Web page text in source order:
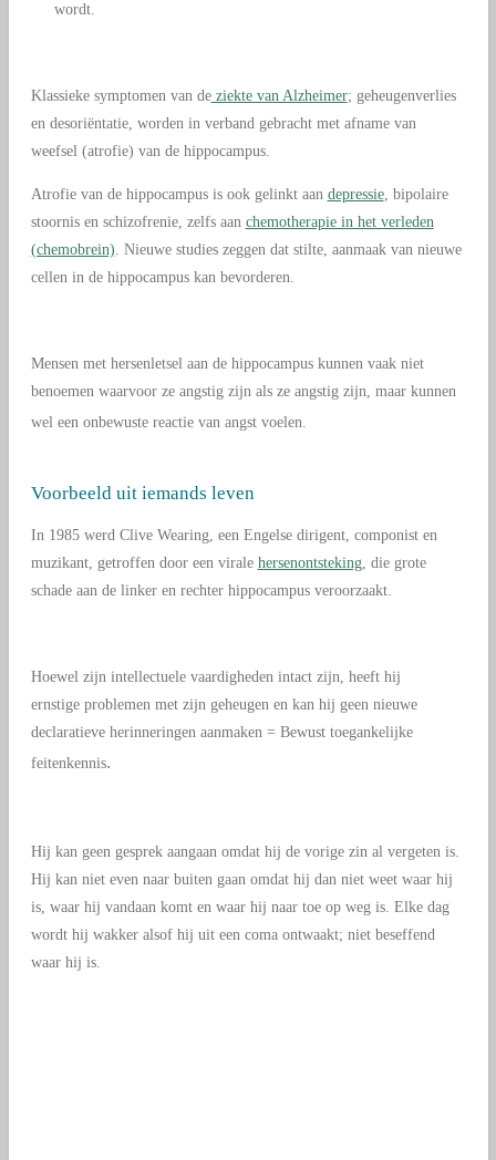
wordt.
Klassieke symptomen van deziekte van Alzheimer; geheugenverlies
en desoriëntatie, worden in verband gebracht met afname van
weefsel (atrofie) van de hippocampus.
Atrofie van de hippocampus is ook gelinkt aan depressie, bipolaire
stoornis en schizofrenie, zelfs aan chemotherapie in het verleden
(chemobrein). Nieuwe studies zeggen dat stilte, aanmaak van nieuwe
cellen in de hippocampus kan bevorderen.
Mensen met hersenletsel aan de hippocampus kunnen vaak niet
benoemen waarvoor ze angstig zijn als ze angstig zijn, maar kunnen
wel een onbewuste reactie van angst voelen.
Voorbeeld uit iemands leven
In 1985 werd Clive Wearing, een Engelse dirigent, componist en
muzikant, getroffen door een virale hersenontsteking, die grote
schade aan de linker en rechter hippocampus veroorzaakt.
Hoewel zijn intellectuele vaardigheden intact zijn, heeft hij
ernstige problemen met zijn geheugen en kan hij geen nieuwe
declaratieve herinneringen aanmaken= Bewust toegankelijke
feitenkennis.
Hij kan geen gesprek aangaan omdat hij de vorige zin al vergeten is.
Hij kan niet even naar buiten gaan omdat hij dan niet weet waar hij
is, waar hij vandaan komt en waar hij naar toe op weg is. Elke dag
wordt hij wakker alsof hij uit een coma ontwaakt; niet beseffend
waar hij is.